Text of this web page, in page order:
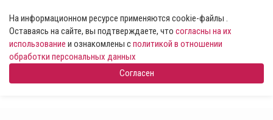
На информационном ресурсе применяются cookie-файлы .
Оставаясь на сайте, вы подтверждаете, что согласны на их
использование и ознакомлены сполитикой в отношении
обработки персональных данных
Согласен